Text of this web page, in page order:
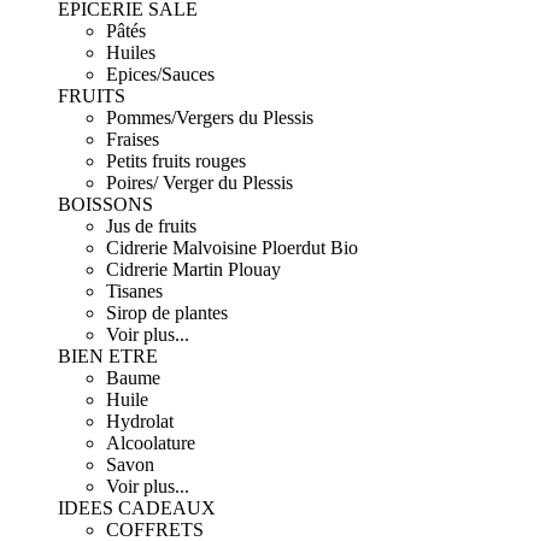
EPICERIE SALE
Pâtés
Huiles
Epices/Sauces
FRUITS
Pommes/Vergers du Plessis
Fraises
Petits fruits rouges
Poires/ Verger du Plessis
BOISSONS
Jus de fruits
Cidrerie Malvoisine Ploerdut Bio
Cidrerie Martin Plouay
Tisanes
Sirop de plantes
Voir plus...
BIEN ETRE
Baume
Huile
Hydrolat
Alcoolature
Savon
Voir plus...
IDEES CADEAUX
COFFRETS